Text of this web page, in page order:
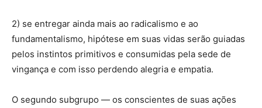
2) se entregar ainda mais ao radicalismo e ao
fundamentalismo, hipótese em suas vidas serão guiadas
pelos instintos primitivos e consumidas pela sede de
vingança e com isso perdendo alegria e empatia.
O segundo subgrupo — os conscientes de suas ações